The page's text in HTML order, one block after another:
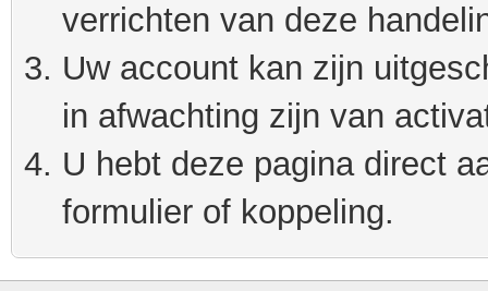
verrichten van deze
Uw account kan zijn
in afwachting zijn van
U hebt deze pagina direct
formulier of koppeling.